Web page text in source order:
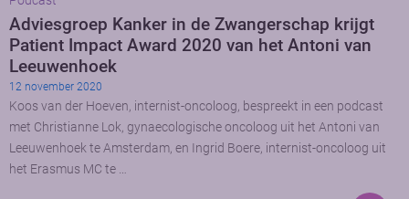
Adviesgroep Kanker in de Zwangerschap krijgt
Patient Impact Award 2020 van het Antoni van
Leeuwenhoek
12 november 2020
Koos van der Hoeven, internist-oncoloog, bespreekt in een podcast
met Christianne Lok, gynaecologische oncoloog uit het Antoni van
Leeuwenhoek te Amsterdam, en Ingrid Boere, internist-oncoloog uit
het Erasmus MC te …